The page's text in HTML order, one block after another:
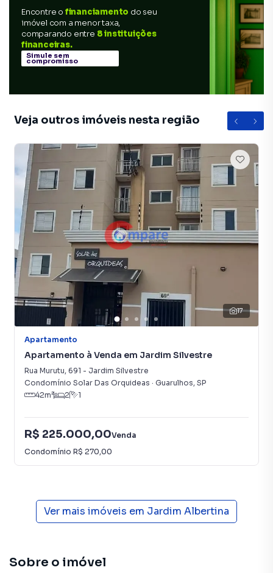
Encontre o financiamento do seu
imóvel com a menor taxa,
comparando entre 8 instituições
financeiras.
Simule sem
compromisso
Veja outros imóveis nesta região
17
Apartamento
Apartamento à Venda em Jardim Silvestre
Rua Murutu, 691 - Jardim Silvestre
Condomínio Solar Das Orquideas · Guarulhos, SP
42m² 2 1
R$ 225.000,00Venda
Condomínio R$ 270,00
Ver mais imóveis em Jardim Albertina
Sobre o imóvel